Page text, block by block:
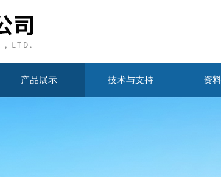
产品展示 技术与支持 资